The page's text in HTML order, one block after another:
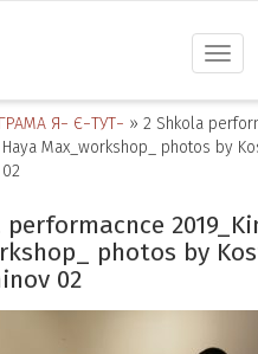
Toggle
Я− Є−ТУТ− » 2 Shkola
Max_workshop_ photos by
performacnce
photos by
02